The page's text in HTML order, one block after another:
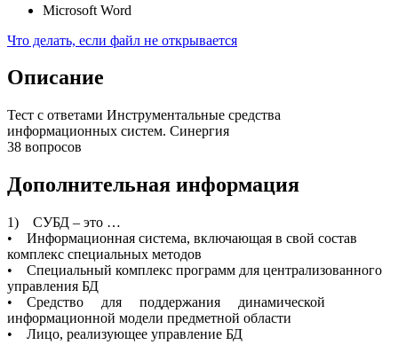
Microsoft Word
Что делать, если файл не открывается
Описание
Тест с ответами Инструментальные средства
информационных систем. Синергия
38 вопросов
Дополнительная информация
1) СУБД – это …
• Информационная система, включающая в свой состав
комплекс специальных методов
• Специальный комплекс программ для централизованного
управления БД
• Средство для поддержания динамической
информационной модели предметной области
• Лицо, реализующее управление БД